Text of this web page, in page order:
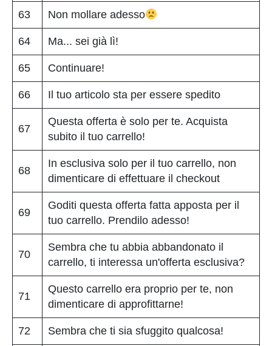
63 Non mollare adesso
64 Ma... sei già lì!
65 Continuare!
66 Il tuo articolo sta per essere spedito
67
Questa offerta è solo per te. Acquista
subito il tuo carrello!
68
In esclusiva solo per il tuo carrello, non
dimenticare di effettuare il checkout
69
Goditi questa offerta fatta apposta per il
tuo carrello. Prendilo adesso!
70
Sembra che tu abbia abbandonato il
carrello, ti interessa un'offerta esclusiva?
71
Questo carrello era proprio per te, non
dimenticare di approfittarne!
72 Sembra che ti sia sfuggito qualcosa!